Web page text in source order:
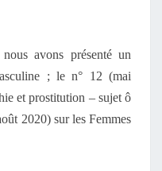
avons présenté un
; le n° 12 (mai
et prostitution – sujet ô
2020) sur les Femmes